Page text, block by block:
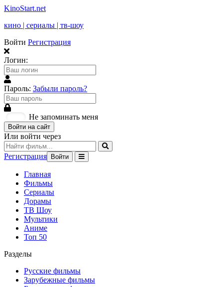
KinoStart.net
кино | сериалы | тв-шоу
Войти Регистрация
Логин:
Пароль: Забыли пароль?
Не запоминать меня
Войти на сайт
Или войти через
Регистрация Войти
Главная
Фильмы
Сериалы
Дорамы
ТВ Шоу
Мультики
Аниме
Топ 50
Разделы
Русские фильмы
Зарубежные фильмы